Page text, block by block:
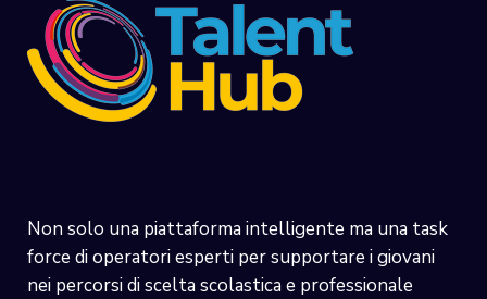
Non solo una piattaforma intelligente ma una task
force di operatori esperti per supportare i giovani
nei percorsi di scelta scolastica e professionale